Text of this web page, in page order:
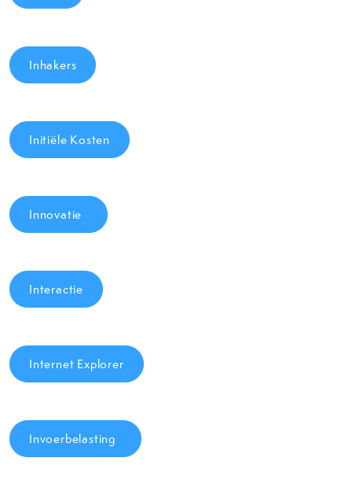
Inhakers
Initiële Kosten
Innovatie
Interactie
Internet Explorer
Invoerbelasting